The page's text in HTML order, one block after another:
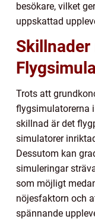
besökare, vilket
uppskattad
Trots att
flygsimulatorerna
skillnad är det
simulatorer
Dessutom kan
simuleringar
som möjligt
nöjesfaktorn och
spännande